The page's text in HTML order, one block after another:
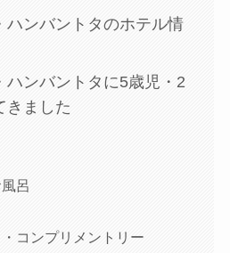
ハンバントタのホテル情
ハンバントタに5歳児・2
きました
呂
コンプリメントリー